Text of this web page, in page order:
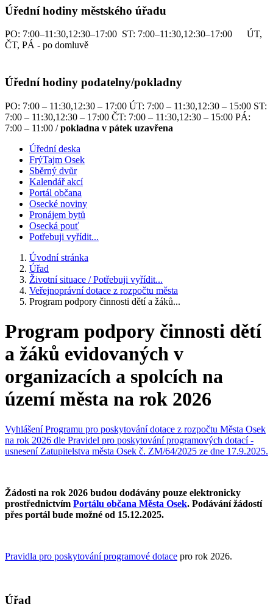
Úřední hodiny městského úřadu
PO: 7:00–11:30,12:30–17:00 ST: 7:00–11:30,12:30–17:00 ÚT,
ČT, PÁ - po domluvě
Úřední hodiny podatelny/pokladny
PO: 7:00 – 11:30,12:30 – 17:00 ÚT: 7:00 – 11:30,12:30 – 15:00 ST:
7:00 – 11:30,12:30 – 17:00 ČT: 7:00 – 11:30,12:30 – 15:00 PÁ:
7:00 – 11:00 /pokladna v pátek uzavřena
Úřední deska
FrýTajm Osek
Sběrný dvůr
Kalendář akcí
Portál občana
Osecké noviny
Pronájem bytů
Osecká pouť
Potřebuji vyřídit...
Úvodní stránka
Úřad
Životní situace / Potřebuji vyřídit...
Veřejnoprávní dotace z rozpočtu města
Program podpory činnosti dětí a žáků...
Program podpory činnosti dětí
a žáků evidovaných v
organizacích a spolcích na
území města na rok 2026
Vyhlášení Programu pro poskytování dotace z rozpočtu Města Osek
na rok 2026 dle Pravidel pro poskytování programových dotací -
usnesení Zatupitelstva města Osek č. ZM/64/2025 ze dne 17.9.2025.
Žádosti na rok 2026 budou dodávány pouze elektronicky
prostřednictvím Portálu občana Města Osek. Podávání žádostí
přes portál bude možné od 15.12.2025.
Pravidla pro poskytování programové dotace pro rok 2026.
Úřad